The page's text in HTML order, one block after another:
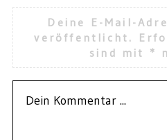
Deine E-Mail-
veröffentlicht.
sind mit *